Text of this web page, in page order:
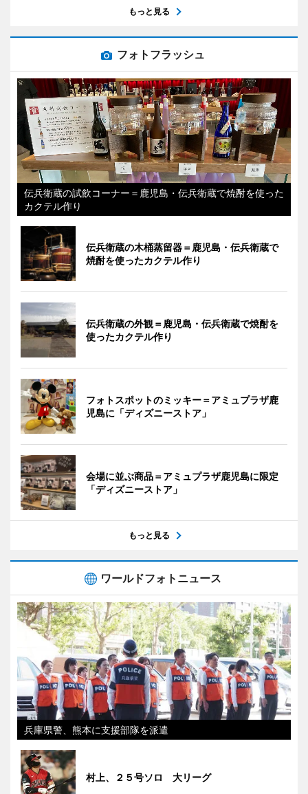
もっと見る
フォトフラッシュ
伝兵衛蔵の試飲コーナー＝鹿児島・伝兵衛蔵で焼酎を使った
カクテル作り
伝兵衛蔵の木桶蒸留器＝鹿児島・伝兵衛蔵で
焼酎を使ったカクテル作り
伝兵衛蔵の外観＝鹿児島・伝兵衛蔵で焼酎を
使ったカクテル作り
フォトスポットのミッキー＝アミュプラザ鹿
児島に「ディズニーストア」
会場に並ぶ商品＝アミュプラザ鹿児島に限定
「ディズニーストア」
もっと見る
ワールドフォトニュース
兵庫県警、熊本に支援部隊を派遣
村上、２５号ソロ 大リーグ